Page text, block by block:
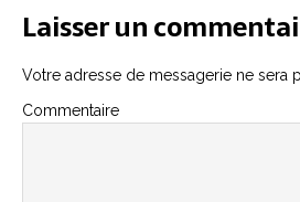
Laisser un
Votre adresse de messagerie ne sera
Commentaire